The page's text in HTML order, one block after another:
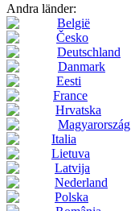
Andra länder:
België
Česko
Deutschland
Danmark
Eesti
France
Hrvatska
Magyarország
Italia
Lietuva
Latvija
Nederland
Polska